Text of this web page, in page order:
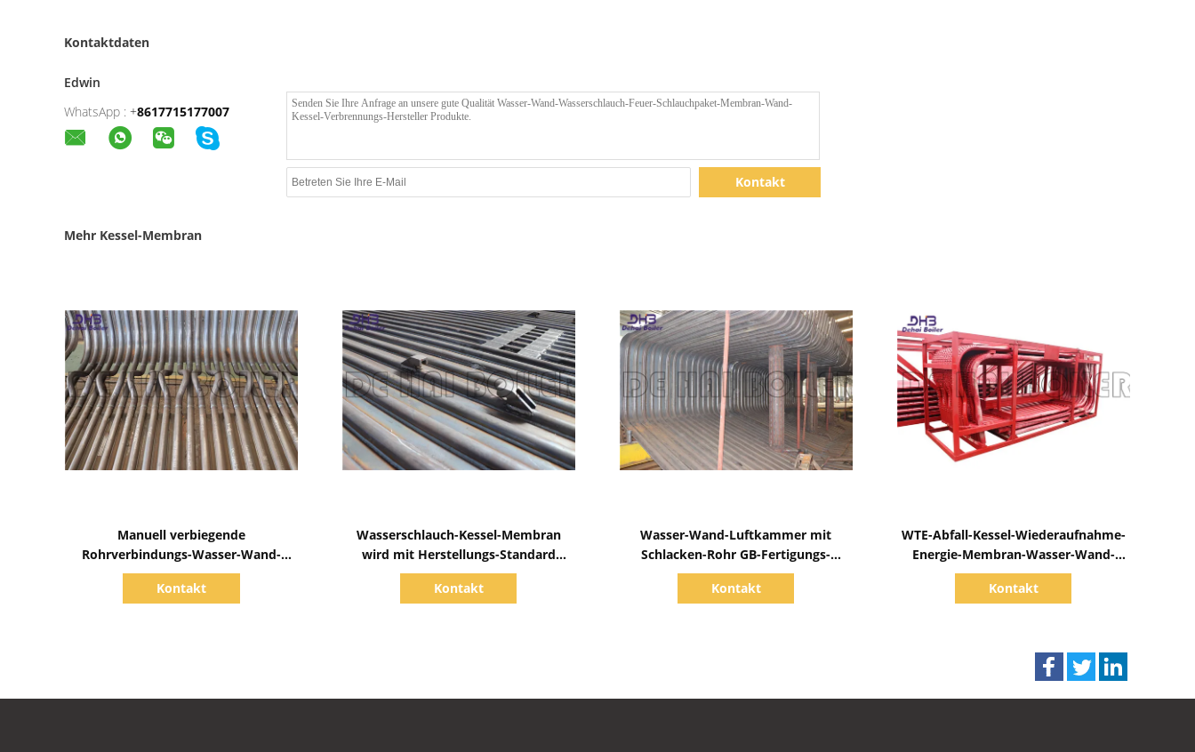
Kontaktdaten
Edwin
WhatsApp : +8617715177007
Kontakt
Mehr Kessel-Membran
Manuell verbiegende
Rohrverbindungs-Wasser-Wand-
Rohre in Kessel Test 100%
Funktelegrafie-zerstörungsfreier
Kontakt
Wasserschlauch-Kessel-Membran
wird mit Herstellungs-Standard
Stummel-Stiftansätze GBs ASME
Kontakt
Wasser-Wand-Luftkammer mit
Schlacken-Rohr GB-Fertigungs-
Standard
Kontakt
WTE-Abfall-Kessel-Wiederaufnahme-
Energie-Membran-Wasser-Wand-
Dampfkessel-hohe Leistungsfähigkeit
Kontakt